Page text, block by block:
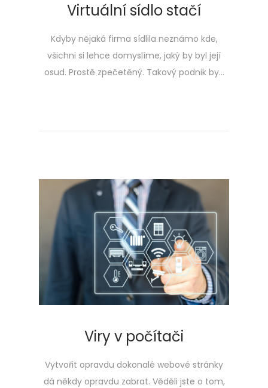
Virtuální sídlo stačí
Kdyby nějaká firma sídlila neznámo kde,
všichni si lehce domyslíme, jaký by byl její
osud. Prostě zpečetěný. Takový podnik by…
Viry v počítači
Vytvořit opravdu dokonalé webové stránky
dá někdy opravdu zabrat. Věděli jste o tom,